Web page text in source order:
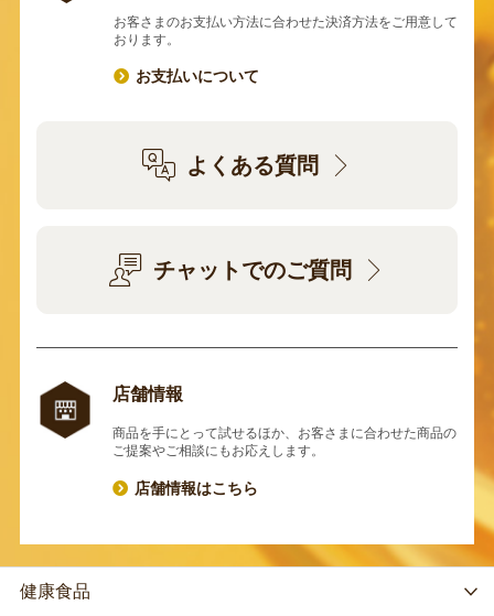
お客さまのお支払い方法に合わせた決済方法をご用意して
おります。
お支払いについて
よくある質問
チャットでのご質問
店舗情報
商品を手にとって試せるほか、お客さまに合わせた商品の
ご提案やご相談にもお応えします。
店舗情報はこちら
健康食品